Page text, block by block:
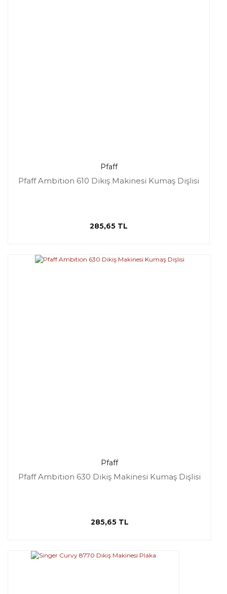
Pfaff
Pfaff Ambition 610 Dikiş Makinesi Kumaş Dişlisi
285,65 TL
Pfaff
Pfaff Ambition 630 Dikiş Makinesi Kumaş Dişlisi
285,65 TL